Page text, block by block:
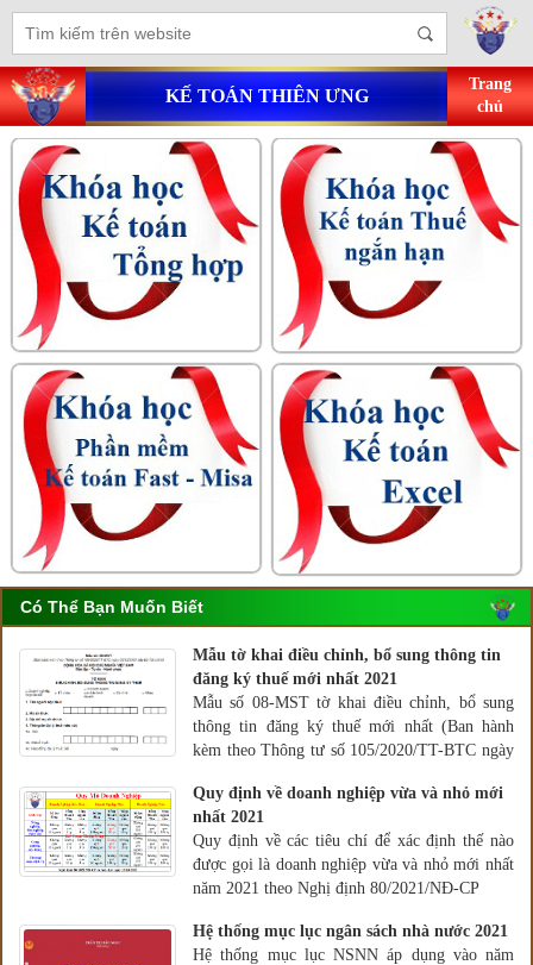
KẾ TOÁN THIÊN ƯNG
Trang
chủ
Có Thể Bạn Muốn Biết
Mẫu tờ khai điều chỉnh, bổ sung thông tin
đăng ký thuế mới nhất 2021
Mẫu số 08-MST tờ khai điều chỉnh, bổ sung
thông tin đăng ký thuế mới nhất (Ban hành
kèm theo Thông tư số 105/2020/TT-BTC ngày
thi hành từ 17/01/2021.)
Quy định về doanh nghiệp vừa và nhỏ mới
nhất 2021
Quy định về các tiêu chí để xác định thế nào
được gọi là doanh nghiệp vừa và nhỏ mới nhất
năm 2021 theo Nghị định 80/2021/NĐ-CP
Hệ thống mục lục ngân sách nhà nước 2021
Hệ thống mục lục NSNN áp dụng vào năm